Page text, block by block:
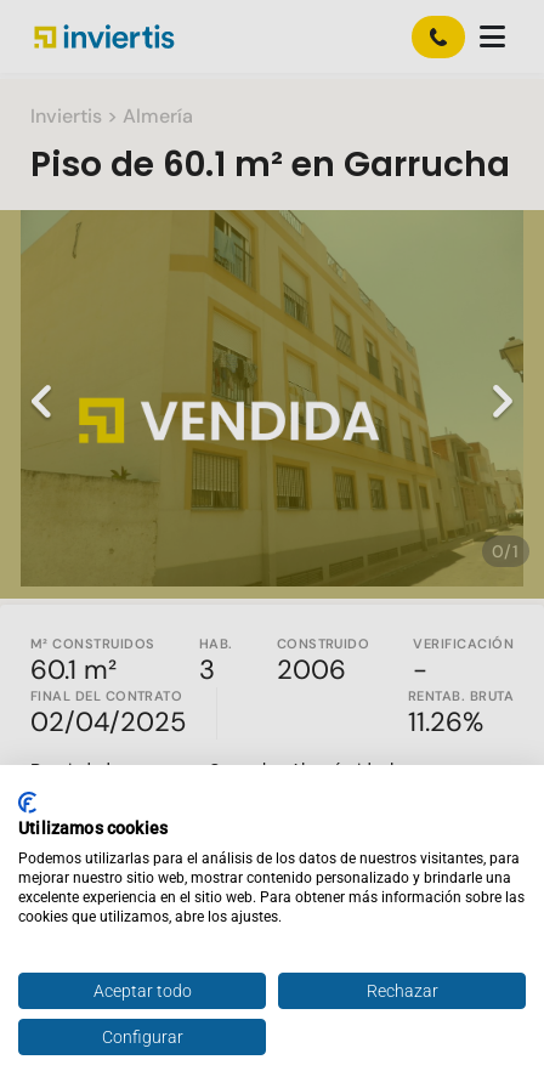
Inviertis > Almería
Piso de 60.1 m² en Garrucha
Slide 1 of 1
0/1
Previous Next
M² CONSTRUIDOS
60.1 m²
HAB.
3
CONSTRUIDO
2006
VERIFICACIÓN
-
FINAL DEL CONTRATO
02/04/2025
RENTAB. BRUTA
11.26%
Propiedad en venta en Garrucha, Almería, ideal para
inversores. Construida en 2006, esta propiedad cuenta con un
inquilino en la primera planta y tiene una superficie útil de
habitaciones, un baño, garaje y trastero.
Esta propiedad es ofrecida en exclusiva en Inviertis, la web
líder en inversión inmobiliaria en España. En
todo el país.
En Inviertis nos encargamos de ofrecer solo propiedades en
exclusiva con contratos de alquiler vigentes, inquilinos al día
Enviar oferta
Utilizamos cookies
Podemos utilizarlas para el análisis de los datos de nuestros visitantes, para
mejorar nuestro sitio web, mostrar contenido personalizado y brindarle una
excelente experiencia en el sitio web. Para obtener más información sobre las
cookies que utilizamos, abre los ajustes.
Aceptar todo Rechazar
Configurar